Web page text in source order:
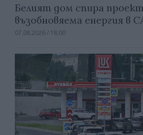
Белият дом спира
възобновяема енергия в
07.08.2026 / 18:00